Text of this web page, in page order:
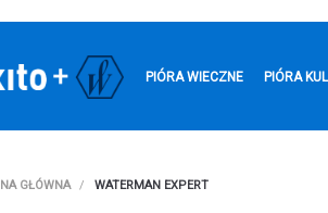
PIÓRA WIECZNE PIÓRA
GŁÓWNA WATERMAN EXPERT